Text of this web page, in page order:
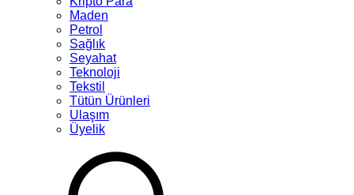
Maden
Petrol
Sağlık
Seyahat
Teknoloji
Tekstil
Tütün Ürünleri
Ulaşım
Üyelik